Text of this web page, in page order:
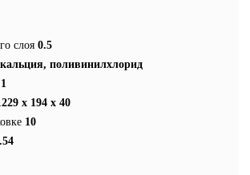
слоя 0.5
поливинилхлорид
1
x 194 x 40
10